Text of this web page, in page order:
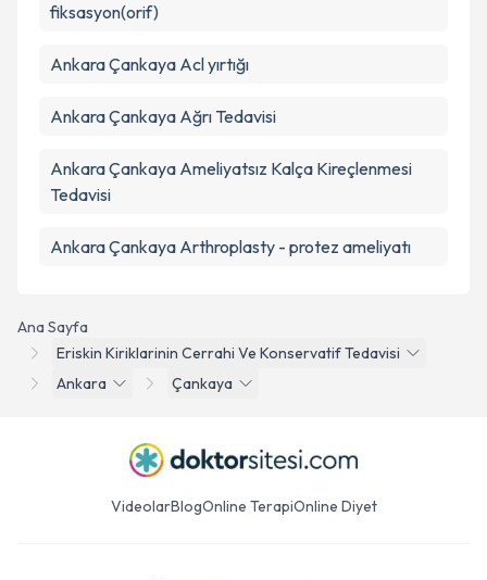
Ana Sayfa
Eriskin Kiriklarinin Cerrahi Ve Konservatif Tedavisi
Ankara
Çankaya
fiksasyon(orif)
Ankara Çankaya Acl yırtığı
Ankara Çankaya Ağrı Tedavisi
Ankara Çankaya Ameliyatsız Kalça Kireçlenmesi
Tedavisi
Ankara Çankaya Arthroplasty - protez ameliyatı
VideolarBlogOnline TerapiOnline Diyet